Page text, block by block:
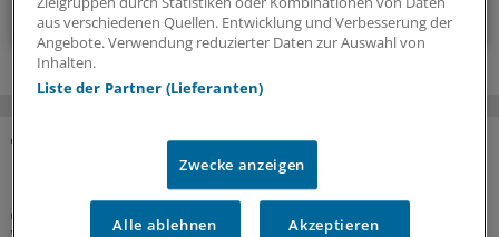
Zum Abonnieren bitte anmelden
MEHR ZUM THEMA
aus verschiedenen Quellen. Entwicklung und Verbesserung der
Angebote. Verwendung reduzierter Daten zur Auswahl von
Inhalten.
Liste der Partner (Lieferanten)
Zwecke anzeigen
Alle ablehnen Akzeptieren